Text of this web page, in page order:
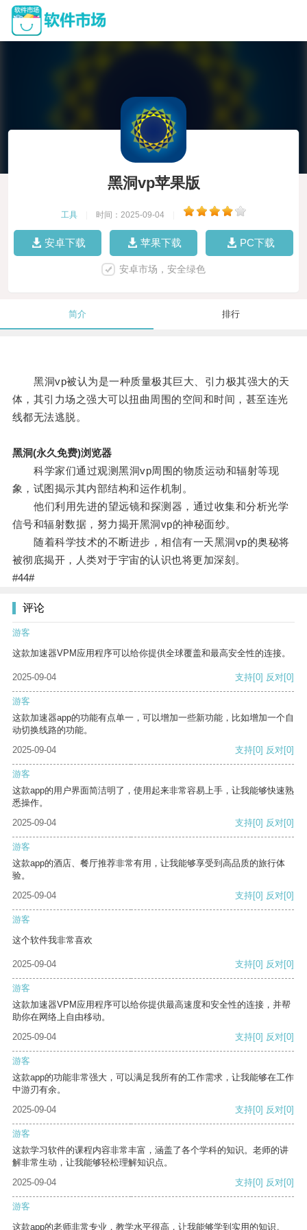
黑洞vp苹果版
工具 时间：2025-09-04
安卓下载 苹果下载 PC下载
安卓市场，安全绿色
简介 排行
黑洞vp被认为是一种质量极其巨大、引力极其强大的天
体，其引力场之强大可以扭曲周围的空间和时间，甚至连光
线都无法逃脱。
黑洞(永久免费)浏览器
科学家们通过观测黑洞vp周围的物质运动和辐射等现
象，试图揭示其内部结构和运作机制。
他们利用先进的望远镜和探测器，通过收集和分析光学
信号和辐射数据，努力揭开黑洞vp的神秘面纱。
随着科学技术的不断进步，相信有一天黑洞vp的奥秘将
被彻底揭开，人类对于宇宙的认识也将更加深刻。
#44#
评论
游客
这款加速器VPM应用程序可以给你提供全球覆盖和最高安全性的连接。
2025-09-04 支持[0] 反对[0]
游客
这款加速器app的功能有点单一，可以增加一些新功能，比如增加一个自
动切换线路的功能。
2025-09-04
支持[0] 反对[0]
游客
这款app的用户界面简洁明了，使用起来非常容易上手，让我能够快速熟
悉操作。
2025-09-04
支持[0] 反对[0]
游客
这款app的酒店、餐厅推荐非常有用，让我能够享受到高品质的旅行体
验。
2025-09-04
支持[0] 反对[0]
游客
这个软件我非常喜欢
2025-09-04 支持[0] 反对[0]
游客
这款加速器VPM应用程序可以给你提供最高速度和安全性的连接，并帮
助你在网络上自由移动。
2025-09-04
支持[0] 反对[0]
游客
这款app的功能非常强大，可以满足我所有的工作需求，让我能够在工作
中游刃有余。
2025-09-04
支持[0] 反对[0]
游客
这款学习软件的课程内容非常丰富，涵盖了各个学科的知识。老师的讲
解非常生动，让我能够轻松理解知识点。
2025-09-04
支持[0] 反对[0]
游客
这款app的老师非常专业，教学水平很高，让我能够学到实用的知识。